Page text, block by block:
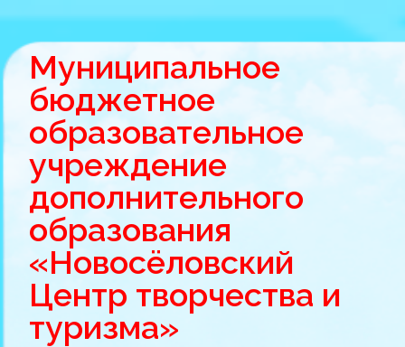
Муниципальное
бюджетное
образовательное
учреждение
дополнительного
образования
«Новосёловский
Центр творчества и
туризма»